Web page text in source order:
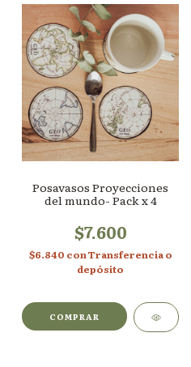
Posavasos Proyecciones
del mundo- Pack x 4
$7.600
$6.840 conTransferencia o
depósito